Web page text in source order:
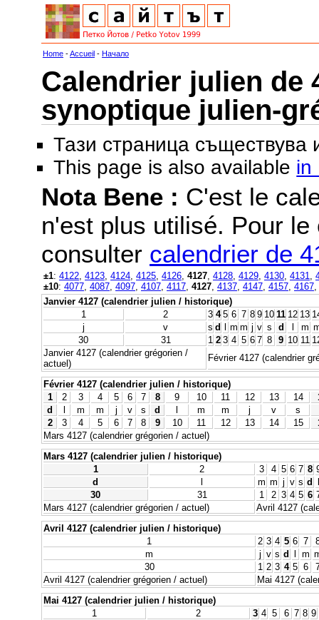
Home -Accueil - Начало
Calendrier julien de
synoptique julien-
Тази страница съществува
This page is also available in
Nota Bene : C'est le
n'est plus utilisé. Pour
consulter calendrier de
±1: 4122 4123 4124 4125 4126 4127 4128 4129 4130 4131
±10: 4077 4087 4097 4107 4117 4127 4137 4147 4157 4167
Janvier 4127 (calendrier julien / historique)
1
2 3 4 5 6 7 8 9 10 11 12 13
j
v s d l m m j v s d l m
30
31 1 2 3 4 5 6 7 8 9 10 11
Janvier 4127 (calendrier grégorien /
actuel)
Février 4127 (calendrier
Février 4127 (calendrier julien / historique)
1
2 3 4 5 6 7 8 9 10 11 12 13 14
d
m m j v s d m m j v
s
2
3 4 5 6 7 8 9 10 11 12 13 14 15
Mars 4127 (calendrier grégorien / actuel)
Mars 4127 (calendrier julien / historique)
1
2 3 4 5 6 7 8
d
m m j v s d
30
31 1 2 3 4 5 6
Mars 4127 (calendrier grégorien / actuel)
Avril 4127
Avril 4127 (calendrier julien / historique)
1
2 3 4 5 6 7
m
j v s d m
30
1 2 3 4 5 6
Avril 4127 (calendrier grégorien / actuel)
Mai 4127
Mai 4127 (calendrier julien / historique)
1
2 3 4 5 6 7 8 9